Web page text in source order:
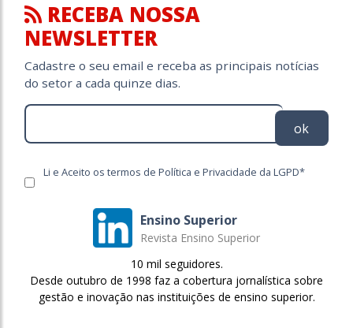
RECEBA NOSSA
NEWSLETTER
Cadastre o seu email e receba as principais notícias
do setor a cada quinze dias.
ok
Li e Aceito os termos de Política e Privacidade da LGPD*
Ensino Superior
Revista Ensino Superior
10 mil seguidores.
Desde outubro de 1998 faz a cobertura jornalística sobre
gestão e inovação nas instituições de ensino superior.